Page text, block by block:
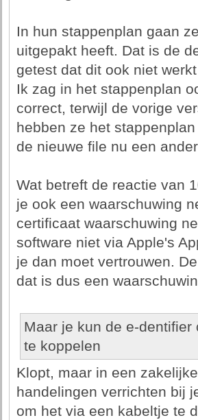
In hun stappenplan gaan
uitgepakt heeft. Dat is de
getest dat dit ook niet
Ik zag in het stappenplan
correct, terwijl de vorige
hebben ze het
de nieuwe file nu een
Wat betreft de reactie van
je ook een waarschuwing
certificaat waarschuwing
software niet via Apple's
je dan moet vertrouwen.
dat is dus een
Maar je kun de e-
te koppelen
Klopt, maar in een
handelingen verrichten bij
om het via een kabeltje te